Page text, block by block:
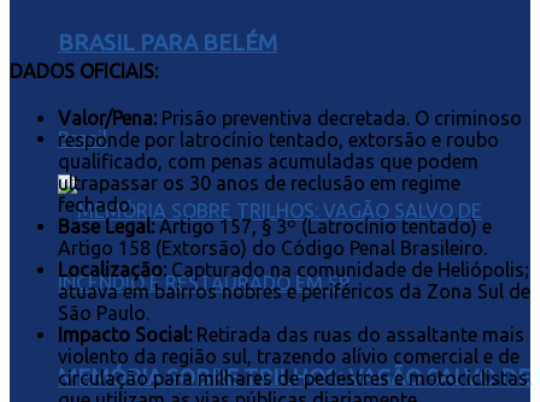
BRASIL PARA BELÉM
Brasil
MEMÓRIA SOBRE TRILHOS: VAGÃO SALVO DE
DADOS OFICIAIS:
Valor/Pena: Prisão preventiva decretada. O criminoso
responde por latrocínio tentado, extorsão e roubo
qualificado, com penas acumuladas que podem
ultrapassar os 30 anos de reclusão em regime
fechado.
Base Legal:Artigo 157, § 3º (Latrocínio tentado) e
Artigo 158 (Extorsão) do Código Penal Brasileiro.
Localização: Capturado na comunidade de Heliópolis;
atuava em bairros nobres e periféricos da Zona Sul de
São Paulo.
Impacto Social: Retirada das ruas do assaltante mais
violento da região sul, trazendo alívio comercial e de
circulação para milhares de pedestres e motociclistas